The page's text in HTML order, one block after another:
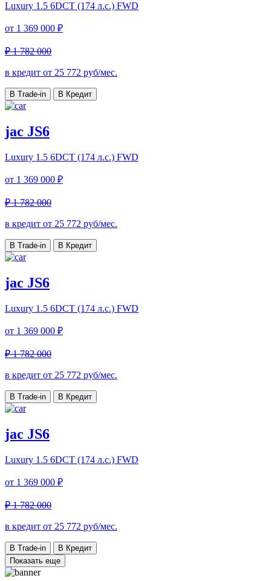
Luxury 1.5 6DCT (174 л.с.) FWD
от 1 369 000 ₽
₽ 1 782 000
в кредит от 25 772 руб/мес.
В Trade-in В Кредит
jac JS6
Luxury 1.5 6DCT (174 л.с.) FWD
от 1 369 000 ₽
₽ 1 782 000
в кредит от 25 772 руб/мес.
В Trade-in В Кредит
jac JS6
Luxury 1.5 6DCT (174 л.с.) FWD
от 1 369 000 ₽
₽ 1 782 000
в кредит от 25 772 руб/мес.
В Trade-in В Кредит
jac JS6
Luxury 1.5 6DCT (174 л.с.) FWD
от 1 369 000 ₽
₽ 1 782 000
в кредит от 25 772 руб/мес.
В Trade-in
В Кредит
Показать еще